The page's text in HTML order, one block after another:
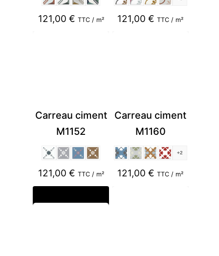
121,00 € TTC / m² 121,00€ TTC / m²
Carreau ciment
M1152
121,00 € TTC / m²
Carreau ciment
M1160
+2
121,00€ TTC / m²